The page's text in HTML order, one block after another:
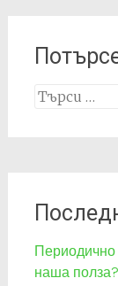
Search
Периодично
наша полза?